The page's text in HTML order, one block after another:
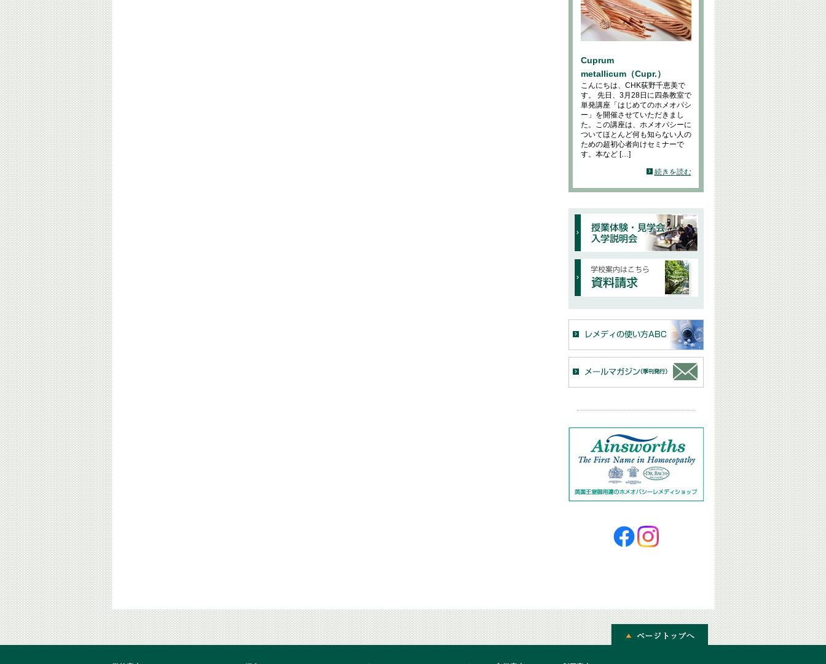
Cuprum
metallicum（Cupr.）
こんにちは、CHK荻野千恵美で
す。 先日、3月28日に四条教室で
単発講座「はじめてのホメオパシ
ー」を開催させていただきまし
た。この講座は、ホメオパシーに
ついてほとんど何も知らない人の
ための超初心者向けセミナーで
す。本など […]
続きを読む